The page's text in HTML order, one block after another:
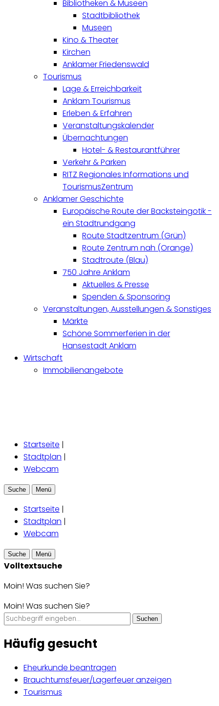
Bibliotheken & Museen
Stadtbibliothek
Museen
Kino & Theater
Kirchen
Anklamer Friedenswald
Tourismus
Lage & Erreichbarkeit
Anklam Tourismus
Erleben & Erfahren
Veranstaltungskalender
Übernachtungen
Hotel- & Restaurantführer
Verkehr & Parken
RITZ Regionales Informations und
TourismusZentrum
Anklamer Geschichte
Europäische Route der Backsteingotik -
ein Stadtrundgang
Route Stadtzentrum (Grün)
Route Zentrum nah (Orange)
Stadtroute (Blau)
750 Jahre Anklam
Aktuelles & Presse
Spenden & Sponsoring
Veranstaltungen, Ausstellungen & Sonstiges
Märkte
Schöne Sommerferien in der
Hansestadt Anklam
Wirtschaft
Immobilienangebote
Startseite |
Stadtplan |
Webcam
Suche Menü
Startseite |
Stadtplan |
Webcam
Suche Menü
Volltextsuche
Moin! Was suchen Sie?
Moin! Was suchen Sie?
Suchen
Häufig gesucht
Eheurkunde beantragen
Brauchtumsfeuer/Lagerfeuer anzeigen
Tourismus